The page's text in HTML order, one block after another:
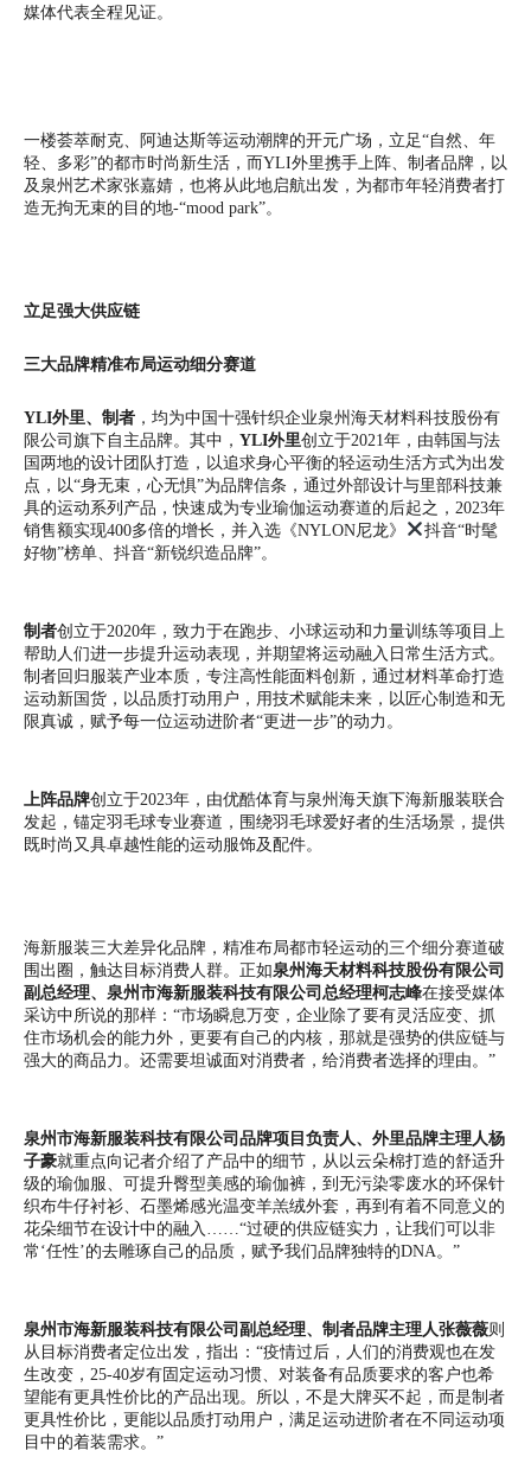
媒体代表全程见证。
一楼荟萃耐克、阿迪达斯等运动潮牌的开元广场，立足“自然、年
轻、多彩”的都市时尚新生活，而YLI外里携手上阵、制者品牌，以
及泉州艺术家张嘉婧，也将从此地启航出发，为都市年轻消费者打
造无拘无束的目的地-“mood park”。
立足强大供应链
三大品牌精准布局运动细分赛道
YLI外里、制者 ，均为中国十强针织企业泉州海天材料科技股份有
限公司旗下自主品牌。其中， YLI外里创立于2021年，由韩国与法
国两地的设计团队打造，以追求身心平衡的轻运动生活方式为出发
点，以“身无束，心无惧”为品牌信条，通过外部设计与里部科技兼
具的运动系列产品，快速成为专业瑜伽运动赛道的后起之，2023年
销售额实现400多倍的增长，并入选《NYLON尼龙》
抖音“时髦
好物”榜单、抖音“新锐织造品牌”。
制者创立于2020年，致力于在跑步、小球运动和力量训练等项目上
帮助人们进一步提升运动表现，并期望将运动融入日常生活方式。
制者回归服装产业本质，专注高性能面料创新，通过材料革命打造
运动新国货，以品质打动用户，用技术赋能未来，以匠心制造和无
限真诚，赋予每一位运动进阶者“更进一步”的动力。
上阵品牌创立于2023年，由优酷体育与泉州海天旗下海新服装联合
发起，锚定羽毛球专业赛道，围绕羽毛球爱好者的生活场景，提供
既时尚又具卓越性能的运动服饰及配件。
海新服装三大差异化品牌，精准布局都市轻运动的三个细分赛道破
围出圈，触达目标消费人群。正如泉州海天材料科技股份有限公司
副总经理、泉州市海新服装科技有限公司总经理柯志峰在接受媒体
采访中所说的那样：“市场瞬息万变，企业除了要有灵活应变、抓
住市场机会的能力外，更要有自己的内核，那就是强势的供应链与
强大的商品力。还需要坦诚面对消费者，给消费者选择的理由。”
泉州市海新服装科技有限公司品牌项目负责人、外里品牌主理人杨
子豪就重点向记者介绍了产品中的细节，从以云朵棉打造的舒适升
级的瑜伽服、可提升臀型美感的瑜伽裤，到无污染零废水的环保针
织布牛仔衬衫、石墨烯感光温变羊羔绒外套，再到有着不同意义的
花朵细节在设计中的融入……“过硬的供应链实力，让我们可以非
常‘任性’的去雕琢自己的品质，赋予我们品牌独特的DNA。”
泉州市海新服装科技有限公司副总经理、制者品牌主理人张薇薇则
从目标消费者定位出发，指出：“疫情过后，人们的消费观也在发
生改变，25-40岁有固定运动习惯、对装备有品质要求的客户也希
望能有更具性价比的产品出现。所以，不是大牌买不起，而是制者
更具性价比，更能以品质打动用户，满足运动进阶者在不同运动项
目中的着装需求。”